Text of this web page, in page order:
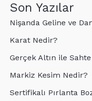
Son Yazılar
Nişanda Geline ve
Karat Nedir?
Gerçek Altın ile
Markiz Kesim Nedir?
Sertifikalı Pırlanta